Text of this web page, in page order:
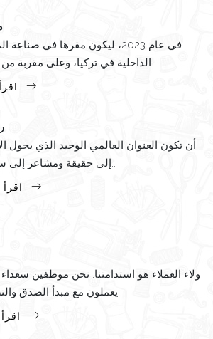
في عام 2023، ليكون مقرها في صناعة
الداخلية في تركيا، وعلى مقربة من ان تك..
أن تكون العنوان العالمي الوحيد الذي يحول
إلى حقيقة ومشاعر إلى سعادة..
ولاء العملاء هو استدامتنا. نحن موظفين سعداء
يعملون مع مبدأ الصدق والتضحية..